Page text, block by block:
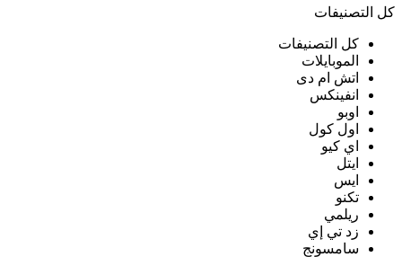
كل التصنيفات
كل التصنيفات
الموبايلات
اتش ام دى
انفينكس
اوبو
اول كول
اي كيو
ايتل
ايس
تكنو
ريلمي
زد تي إي
سامسونج